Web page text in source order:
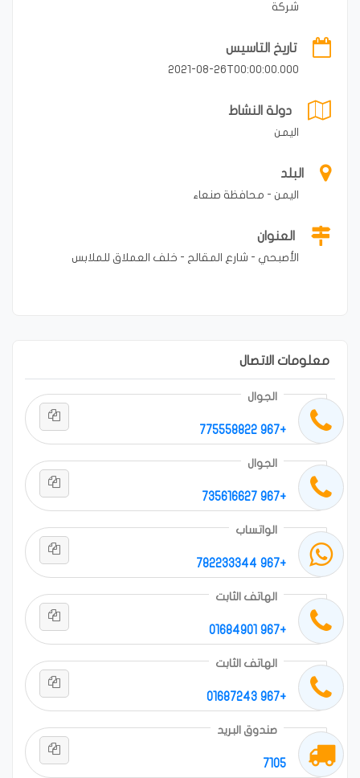
شركة
تاريخ التاسيس
2021-08-26T00:00:00.000
دولة النشاط
اليمن
البلد
اليمن - محافظة صنعاء
العنوان
الأصبحي - شارع المقالح - خلف العملاق للملابس
معلومات الاتصال
+967 775558822
الجوال
+967 735616627
الجوال
+967 782233344
الواتساب
+967 01684901
الهاتف الثابت
+967 01687243
الهاتف الثابت
7105
صندوق البريد